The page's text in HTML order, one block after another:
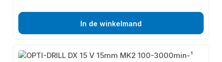
In de winkelmand